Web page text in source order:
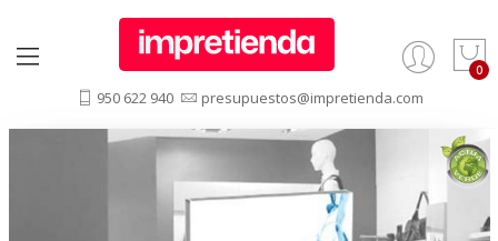
950 622 940 presupuestos@impretienda.com